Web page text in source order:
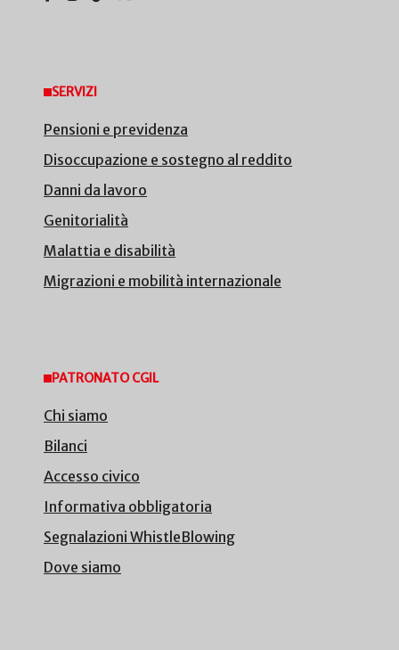
SERVIZI
Pensioni e previdenza
Disoccupazione e sostegno al reddito
Danni da lavoro
Genitorialità
Malattia e disabilità
Migrazioni e mobilità internazionale
PATRONATO CGIL
Chi siamo
Bilanci
Accesso civico
Informativa obbligatoria
Segnalazioni WhistleBlowing
Dove siamo